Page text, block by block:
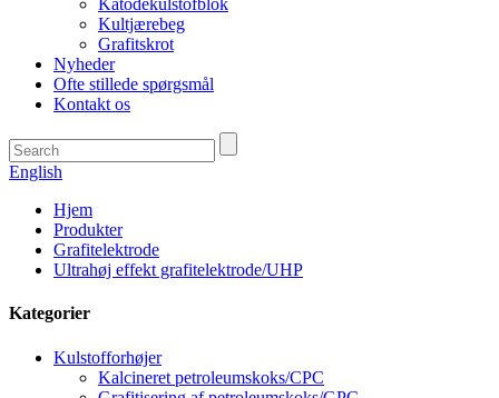
Katodekulstofblok
Kultjærebeg
Grafitskrot
Nyheder
Ofte stillede spørgsmål
Kontakt os
English
Hjem
Produkter
Grafitelektrode
Ultrahøj effekt grafitelektrode/UHP
Kategorier
Kulstofforhøjer
Kalcineret petroleumskoks/CPC